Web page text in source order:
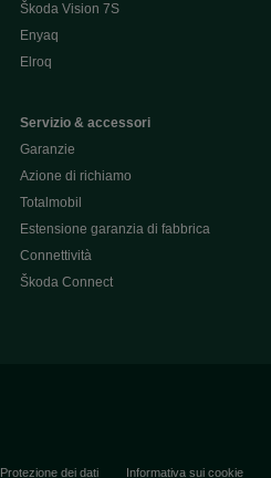
Škoda Vision 7S
Enyaq
Elroq
Servizio & accessori
Garanzie
Azione di richiamo
Totalmobil
Estensione garanzia di fabbrica
Connettività
Škoda Connect
Protezione dei dati Informativa sui cookie